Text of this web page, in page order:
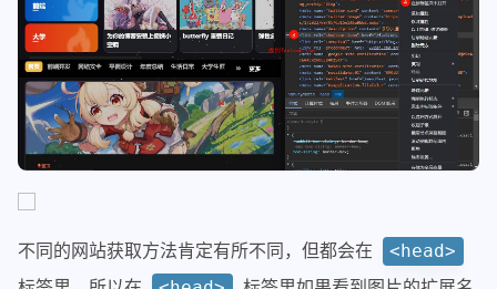
不同的网站获取方法肯定有所不同，但都会在 <head>